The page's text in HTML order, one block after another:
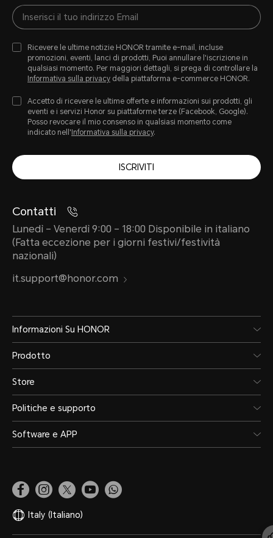
Ricevere le ultime notizie HONOR tramite e-mail, incluse
promozioni, eventi, lanci di prodotti, Puoi annullare l'iscrizione in
qualsiasi momento. Per maggiori dettagli, si prega di controllare la
Informativa sulla privacy della piattaforma e-commerce HONOR.
Accetto di ricevere le ultime offerte e informazioni sui prodotti, gli
eventi e i servizi Honor su piattaforme terze (Facebook, Google).
Posso revocare il mio consenso in qualsiasi momento come
indicato nell' Informativa sulla privacy.
ISCRIVITI
Contatti
Lunedì – Venerdì 9:00 – 18:00 Disponibile in italiano
(Fatta eccezione per i giorni festivi/festività
nazionali)
it.support@honor.com
Informazioni Su HONOR
Prodotto
Store
Politiche e supporto
Software e APP
Italy (Italiano)